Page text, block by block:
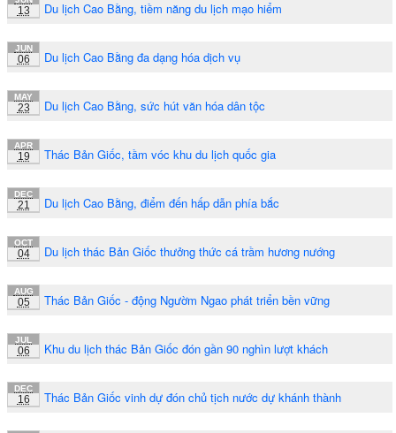
13 Du lịch Cao Bằng, tiềm năng du lịch mạo hiểm
JUN
06 Du lịch Cao Bằng đa dạng hóa dịch vụ
MAY
23 Du lịch Cao Bằng, sức hút văn hóa dân tộc
APR
19 Thác Bản Giốc, tầm vóc khu du lịch quốc gia
DEC
21 Du lịch Cao Bằng, điểm đến hấp dẫn phía bắc
OCT
04 Du lịch thác Bản Giốc thưởng thức cá trầm hương nướng
AUG
05 Thác Bản Giốc - động Ngườm Ngao phát triển bền vững
JUL
06 Khu du lịch thác Bản Giốc đón gần 90 nghìn lượt khách
DEC
16 Thác Bản Giốc vinh dự đón chủ tịch nước dự khánh thành